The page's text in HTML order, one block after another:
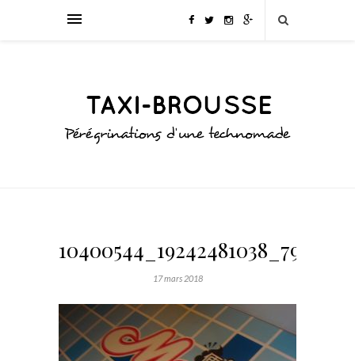
10400544_19242481038_799_n
17 mars 2018